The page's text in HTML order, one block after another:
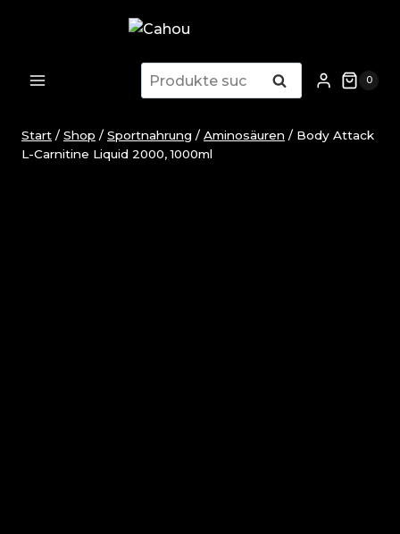
Suchen
nach:
Suchen 0
Start / Shop / Sportnahrung / Aminosäuren / Body Attack
L-Carnitine Liquid 2000, 1000ml